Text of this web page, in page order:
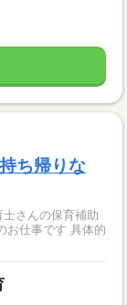
ち帰りな
さんの保育補助
お仕事です 具体的